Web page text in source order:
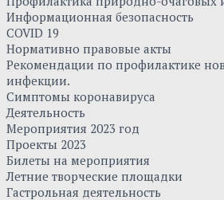
Информационная безопасность
COVID 19
Нормативно правовые акты
Рекомендации по профилактике
инфекции.
Симптомы коронавируса
Деятельность
Мероприятия 2023 год
Проекты 2023
Билеты на мероприятия
Летние творческие площадки
Гастрольная деятельность